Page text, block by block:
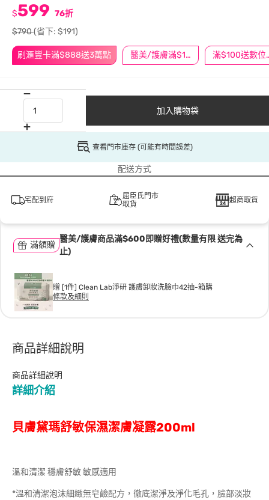
刷滙豐卡滿$888送3萬點 醫美/護膚滿$1200送$200 滿
$599 76折
$790(省下: $191)
加入購物袋
查看門市庫存 (可能有時間誤差)
配送方式
宅配到府
屈臣氏門市
取貨
超商取貨
滿額贈
醫美/護膚商品滿$600即贈好禮(數量有限 送完為
止)
贈 [1件] Clean Lab淨研 護膚卸妝洗臉巾42抽-箱購
條款及細則
商品詳細說明
商品詳細說明
詳細介紹
貝膚黛瑪舒敏保濕潔膚凝露200ml
溫和清潔 穩膚舒敏 敏感適用
*溫和清潔泡沫細緻無皂鹼配方，徹底潔淨及淨化毛孔，臉部淡妝